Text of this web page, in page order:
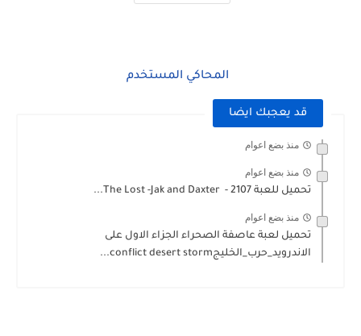
المحاكي المستخدم
قد يعجبك ايضا
منذ بضع اعوام
منذ بضع اعوام
تحميل للعبة 2107 - ‏Jak and Daxter ‎- ‏The Lost...
منذ بضع اعوام
تحميل لعبة عاصفة الصحراء الجزاء الاول على
الاندرويد_حرب_الخليجconflict desert storm...